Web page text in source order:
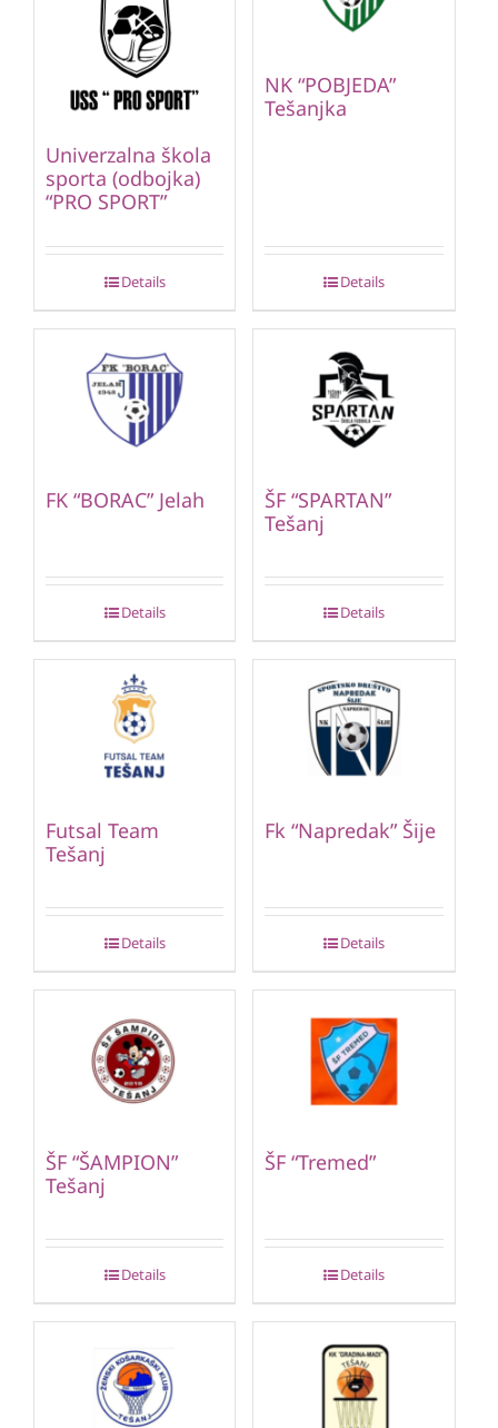
Univerzalna škola
sporta (odbojka)
“PRO SPORT”
Details
NK “POBJEDA”
Tešanjka
Details
FK “BORAC” Jelah
Details
ŠF “SPARTAN”
Tešanj
Details
Futsal Team
Tešanj
Details
Fk “Napredak” Šije
Details
ŠF “ŠAMPION”
Tešanj
Details
ŠF “Tremed”
Details